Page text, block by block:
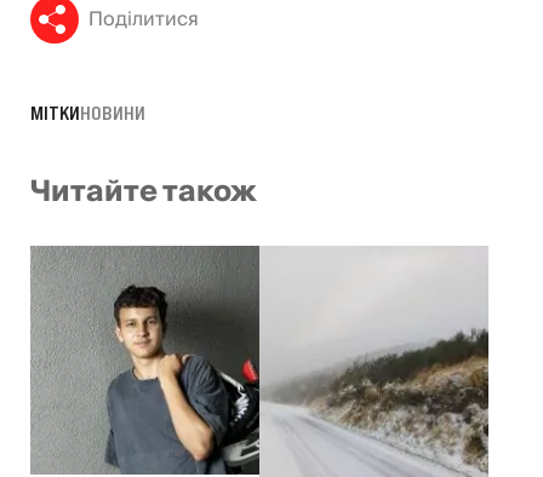
Поділитися
МІТКИНОВИНИ
Читайте також